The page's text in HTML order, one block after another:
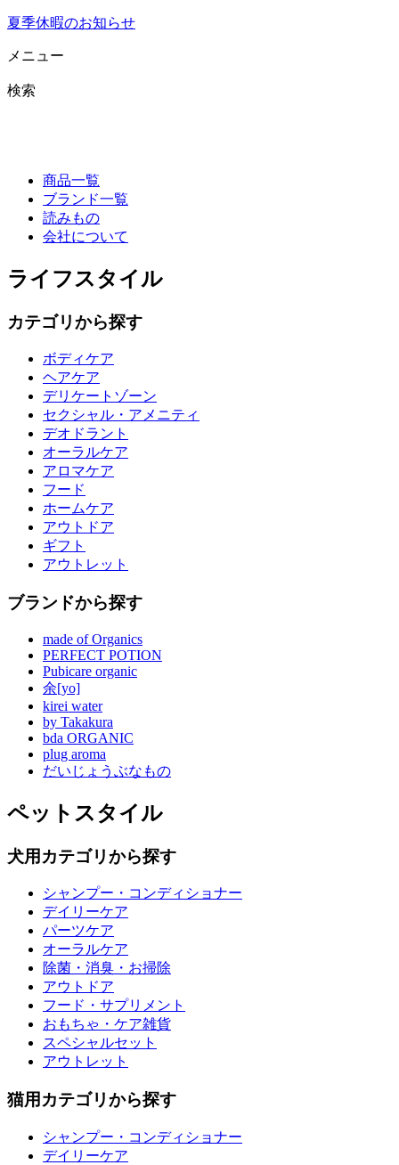
夏季休暇のお知らせ
メニュー
検索
商品一覧
ブランド一覧
読みもの
会社について
ライフスタイル
カテゴリから探す
ボディケア
ヘアケア
デリケートゾーン
セクシャル・アメニティ
デオドラント
オーラルケア
アロマケア
フード
ホームケア
アウトドア
ギフト
アウトレット
ブランドから探す
made of Organics
PERFECT POTION
Pubicare organic
余[yo]
kirei water
by Takakura
bda ORGANIC
plug aroma
だいじょうぶなもの
ペットスタイル
犬用カテゴリから探す
シャンプー・コンディショナー
デイリーケア
パーツケア
オーラルケア
除菌・消臭・お掃除
アウトドア
フード・サプリメント
おもちゃ・ケア雑貨
スペシャルセット
アウトレット
猫用カテゴリから探す
シャンプー・コンディショナー
デイリーケア